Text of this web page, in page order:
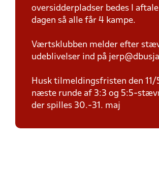
oversidderpladser bedes I aftale
dagen så alle får 4 kampe.
Værtsklubben melder efter
udeblivelser ind på
Husk tilmeldingsfristen den 11/
næste runde af 3:3 og 5:5-
der spilles 30.-31. maj